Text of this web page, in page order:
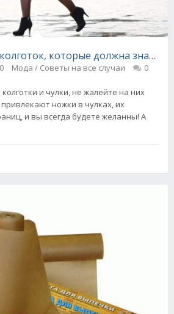
которые должна знать
Мода / Советы на все случаи 0
и чулки, не жалейте на них
ножки в чулках, их
и вы всегда будете желанны! А